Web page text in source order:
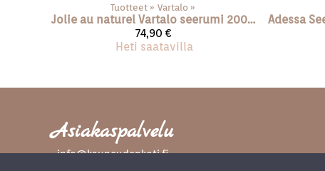
Tuotteet ‪» Vartalo ‪»
Jolie au naturel
Vartalo seerumi 200 ml
74,90 €
Heti saatavilla
Adessa
Asiakaspalvelu
info@kauneudenkoti.fi